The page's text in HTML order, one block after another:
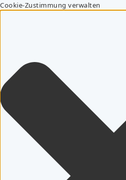
Cookie-Zustimmung verwalten